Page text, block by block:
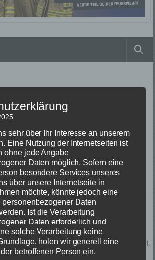
18:56 Uhr
Hilfeleistung
Schwarz
8
1/44
eines Starkregenereignisses in den Keller
Tragkraftspritze wurde das Wasser abgepumpt.
sehr über Ihr Interesse an unserem
Eine Nutzung der Internetseiten ist
ohne jede Angabe
Daten möglich. Sofern eine
besondere Services unseres
über unsere Internetseite in
möchte, könnte jedoch eine
personenbezogener Daten
Ist die Verarbeitung
Daten erforderlich und
solche Verarbeitung keine
holen wir generell eine
betroffenen Person ein.